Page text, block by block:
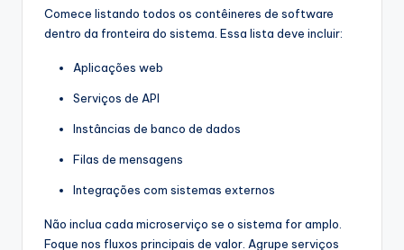
Comece listando todos os contêineres de software
dentro da fronteira do sistema. Essa lista deve incluir:
Aplicações web
Serviços de API
Instâncias de banco de dados
Filas de mensagens
Integrações com sistemas externos
Não inclua cada microserviço se o sistema for amplo.
Foque nos fluxos principais de valor. Agrupe serviços